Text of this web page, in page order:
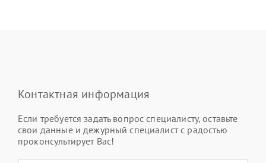
Контактная информация
Если требуется задать вопрос специалисту, оставьте
свои данные и дежурный специалист с радостью
проконсультирует Вас!